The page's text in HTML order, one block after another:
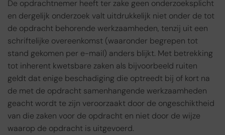
De opdrachtnemer heeft ter zake geen onderzoeksplicht
en dergelijk onderzoek valt uitdrukkelijk niet onder de tot
de opdracht behorende werkzaamheden, tenzij uit een
schriftelijke overeenkomst (waaronder begrepen tot
stand gekomen per e-mail) anders blijkt. Met betrekking
tot inherent kwetsbare zaken als bijvoorbeeld ruiten
geldt dat enige beschadiging die optreedt bij of kort na
de met de opdracht samenhangende werkzaamheden
geacht wordt te zijn veroorzaakt door de ongeschiktheid
van die zaken voor de opdracht en niet door de wijze
waarop de opdracht is uitgevoerd.